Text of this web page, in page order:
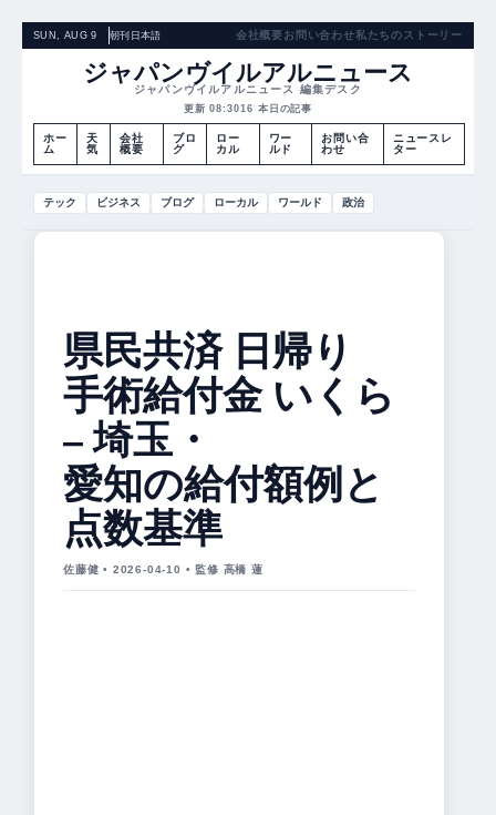
SUN, AUG 9 朝刊 日本語 会社概要お問い合わせ私たちのストーリー
ジャパンヴイルアルニュース
ジャパンヴイルアルニュース 編集デスク
更新 08:3016 本日の記事
ホー
ム
天
気
会社
概要
ブロ
グ
ロー
カル
ワー
ルド
お問い合
わせ
ニュースレ
ター
テック ビジネス ブログ ローカル ワールド 政治
県民共済 日帰り
手術給付金 いくら
– 埼玉・
愛知の給付額例と
点数基準
佐藤健 • 2026-04-10 • 監修 高橋 蓮